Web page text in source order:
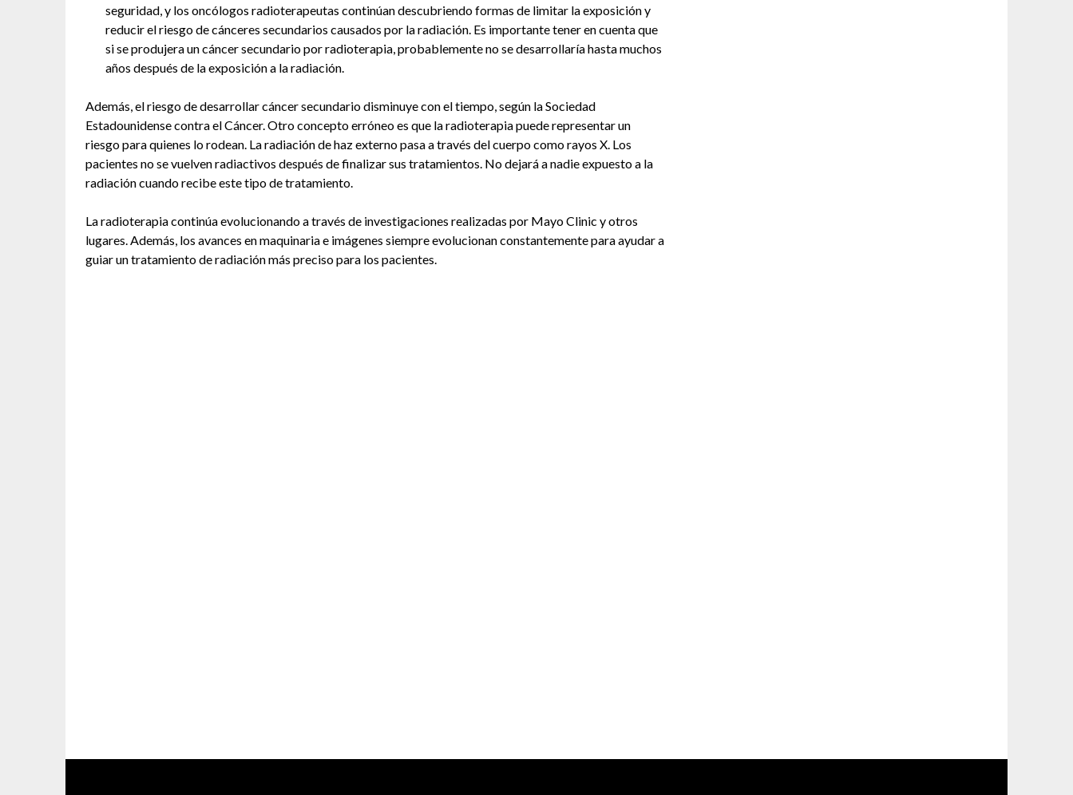
seguridad, y los oncólogos radioterapeutas continúan descubriendo formas de limitar la exposición y
reducir el riesgo de cánceres secundarios causados por la radiación. Es importante tener en cuenta que
si se produjera un cáncer secundario por radioterapia, probablemente no se desarrollaría hasta muchos
años después de la exposición a la radiación.
Además, el riesgo de desarrollar cáncer secundario disminuye con el tiempo, según la Sociedad
Estadounidense contra el Cáncer. Otro concepto erróneo es que la radioterapia puede representar un
riesgo para quienes lo rodean. La radiación de haz externo pasa a través del cuerpo como rayos X. Los
pacientes no se vuelven radiactivos después de finalizar sus tratamientos. No dejará a nadie expuesto a la
radiación cuando recibe este tipo de tratamiento.
La radioterapia continúa evolucionando a través de investigaciones realizadas por Mayo Clinic y otros
lugares. Además, los avances en maquinaria e imágenes siempre evolucionan constantemente para ayudar a
guiar un tratamiento de radiación más preciso para los pacientes.